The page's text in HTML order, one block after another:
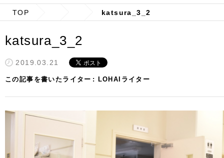
TOP katsura_3_2
katsura_3_2
2019.03.21
この記事を書いたライター LOHAIライター